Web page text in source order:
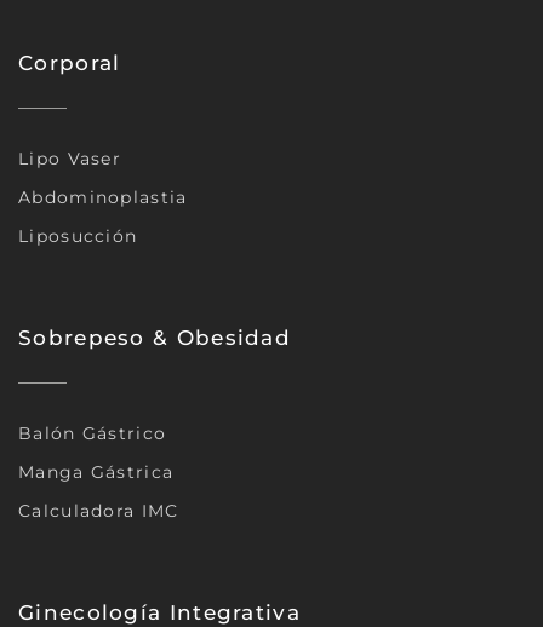
Corporal
Lipo Vaser
Abdominoplastia
Liposucción
Sobrepeso & Obesidad
Balón Gástrico
Manga Gástrica
Calculadora IMC
Ginecología Integrativa